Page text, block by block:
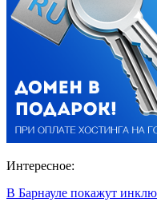
Интересное:
В Барнауле покажут